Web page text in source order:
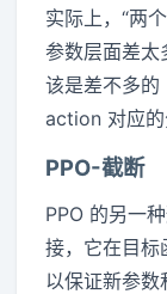
实际上，“两
参数层面差太
该是差不多
action 对应的
PPO-截断
PPO 的另一
接，它在目标
以保证新参数